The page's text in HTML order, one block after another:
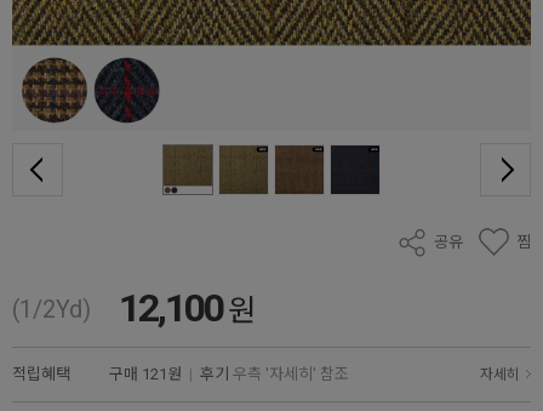
공유 찜
(1/2Yd) 12,100원
적립혜택 구매 121원 | 후기 우측 '자세히' 참조 자세히